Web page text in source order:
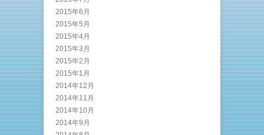
2015年6月
2015年5月
2015年4月
2015年3月
2015年2月
2015年1月
2014年12月
2014年11月
2014年10月
2014年9月